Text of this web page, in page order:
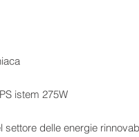
settore delle energie